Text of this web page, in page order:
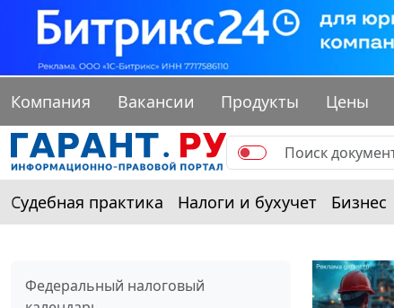
Компания Вакансии Продукты Цены
Судебная практика Налоги и бухучет Бизнес
Федеральный налоговый